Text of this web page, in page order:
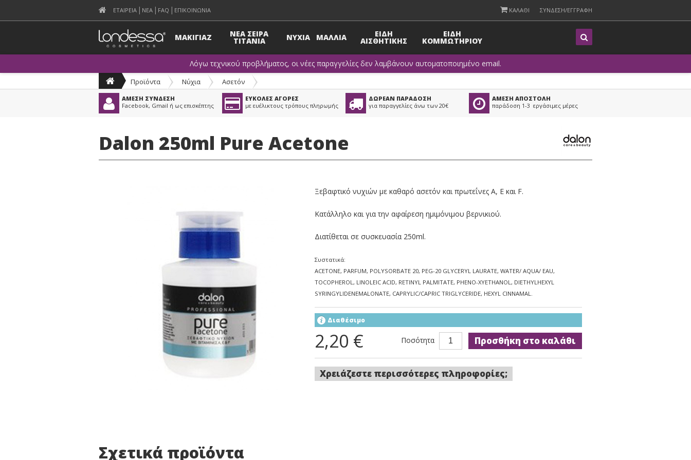
ΕΤΑΙΡΕΙΑ ΝΕΑ FAQ ΕΠΙΚΟΙΝΩΝΙΑ ΚΑΛΑΘΙ ΣΥΝΔΕΣΗ/ΕΓΓΡΑΦΗ
ΜΑΚΙΓΙΑΖ ΝΕΑ ΣΕΙΡΑ
TITANIA ΝΥΧΙΑ ΜΑΛΛΙΑ ΕΙΔΗ
ΑΙΣΘΗΤΙΚΗΣ
ΕΙΔΗ
ΚΟΜΜΩΤΗΡΙΟΥ
Λόγω τεχνικού προβλήματος, οι νέες παραγγελίες δεν λαμβάνουν αυτοματοποιημένο email.
Προϊόντα > Νύχια > Ασετόν
ΑΜΕΣΗ ΣΥΝΔΕΣΗ
Facebook, Gmail ή ως επισκέπτης
ΕΥΚΟΛΕΣ ΑΓΟΡΕΣ
με ευέλικτους τρόπους πληρωμής
ΔΩΡΕΑΝ ΠΑΡΑΔΟΣΗ
για παραγγελίες άνω των 20€
ΑΜΕΣΗ ΑΠΟΣΤΟΛΗ
παράδοση 1-3 εργάσιμες μέρες
Dalon 250ml Pure Acetone
Ξεβαφτικό νυχιών με καθαρό ασετόν και πρωτεΐνες A, E και F.
Κατάλληλο και για την αφαίρεση ημιμόνιμου βερνικιού.
Διατίθεται σε συσκευασία 250ml.
Συστατικά:
ACETONE, PARFUM, POLYSORBATE 20, PEG-20 GLYCERYL LAURATE, WATER/ AQUA/ EAU,
TOCOPHEROL, LINOLEIC ACID, RETINYL PALMITATE, PHENO-XYETHANOL, DIETHYLHEXYL
SYRINGYLIDENEMALONATE, CAPRYLIC/CAPRIC TRIGLYCERIDE, HEXYL CINNAMAL.
Διαθέσιμο
2,20 € Ποσότητα Προσθήκη στο καλάθι
Χρειάζεστε περισσότερες πληροφορίες;
Σχετικά προϊόντα